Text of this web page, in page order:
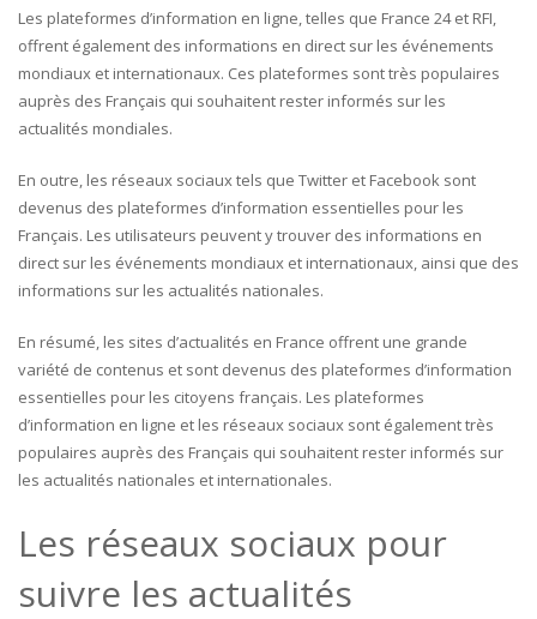
Les plateformes d’information en ligne, telles que France 24 et RFI,
offrent également des informations en direct sur les événements
mondiaux et internationaux. Ces plateformes sont très populaires
auprès des Français qui souhaitent rester informés sur les
actualités mondiales.
En outre, les réseaux sociaux tels que Twitter et Facebook sont
devenus des plateformes d’information essentielles pour les
Français. Les utilisateurs peuvent y trouver des informations en
direct sur les événements mondiaux et internationaux, ainsi que des
informations sur les actualités nationales.
En résumé, les sites d’actualités en France offrent une grande
variété de contenus et sont devenus des plateformes d’information
essentielles pour les citoyens français. Les plateformes
d’information en ligne et les réseaux sociaux sont également très
populaires auprès des Français qui souhaitent rester informés sur
les actualités nationales et internationales.
Les réseaux sociaux pour
suivre les actualités